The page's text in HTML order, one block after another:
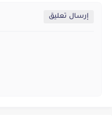
إرسال تعليق